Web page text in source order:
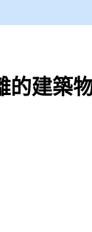
的建築